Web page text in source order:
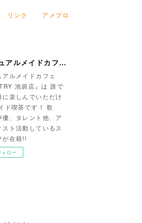
リンク アメブロ
カジュアルメイドカフェ『ENTRY 池袋店』
アルメイドカフェ
池袋店』は 誰で
に楽しんでいただけ
ド喫茶です！ 歌
優、タレント他、ア
スト活動しているス
が在籍!!
ォロー